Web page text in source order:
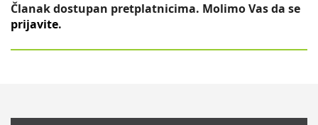
Članak dostupan pretplatnicima. Molimo Vas da se
prijavite.